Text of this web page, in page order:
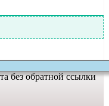
без обратной ссылки